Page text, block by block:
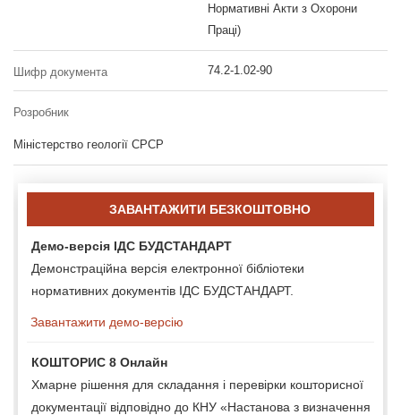
Нормативні Акти з Охорони
Праці)
Шифр документа 74.2-1.02-90
Розробник
Міністерство геології СРСР
ЗАВАНТАЖИТИ БЕЗКОШТОВНО
Демо-версія ІДС БУДСТАНДАРТ
Демонстраційна версія електронної бібліотеки
нормативних документів ІДС БУДСТАНДАРТ.
Завантажити демо-версію
КОШТОРИС 8 Онлайн
Хмарне рішення для складання і перевірки кошторисної
документації відповідно до КНУ «Настанова з визначення